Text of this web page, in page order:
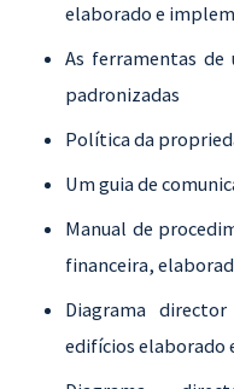
elaborado e
As ferramentas de
padronizadas
Política da
Um guia de
Manual de
financeira,
Diagrama
edifícios elaborado